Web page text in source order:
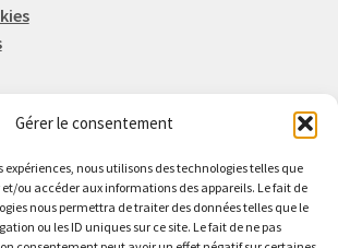
Gérer le consentement
expériences, nous utilisons des technologies telles que
et/ou accéder aux informations des appareils. Le fait de
nous permettra de traiter des données telles que le
ou les ID uniques sur ce site. Le fait de ne pas